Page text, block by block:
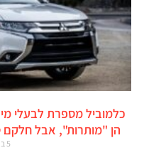
כלמוביל מספרת לבעלי
הן "מותרות", אבל חלקם